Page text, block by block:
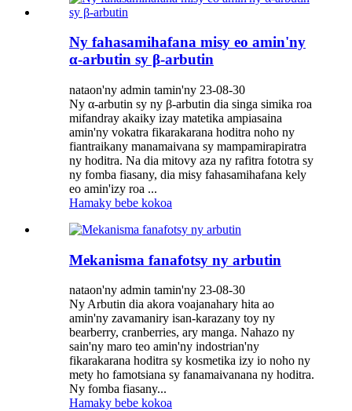
Ny fahasamihafana misy eo amin'ny
α-arbutin sy β-arbutin
nataon'ny admin tamin'ny 23-08-30
Ny α-arbutin sy ny β-arbutin dia singa simika roa
mifandray akaiky izay matetika ampiasaina
amin'ny vokatra fikarakarana hoditra noho ny
fiantraikany manamaivana sy mampamirapiratra
ny hoditra. Na dia mitovy aza ny rafitra fototra sy
ny fomba fiasany, dia misy fahasamihafana kely
eo amin'izy roa ...
Hamaky bebe kokoa
Mekanisma fanafotsy ny arbutin
nataon'ny admin tamin'ny 23-08-30
Ny Arbutin dia akora voajanahary hita ao
amin'ny zavamaniry isan-karazany toy ny
bearberry, cranberries, ary manga. Nahazo ny
sain'ny maro teo amin'ny indostrian'ny
fikarakarana hoditra sy kosmetika izy io noho ny
mety ho famotsiana sy fanamaivanana ny hoditra.
Ny fomba fiasany...
Hamaky bebe kokoa